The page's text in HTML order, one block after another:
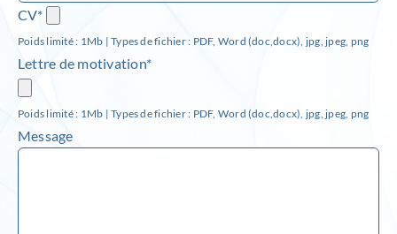
CV*
Poids limité : 1Mb | Types de fichier : PDF, Word (doc,docx), jpg, jpeg, png
Lettre de motivation*
Poids limité : 1Mb | Types de fichier : PDF, Word (doc,docx), jpg, jpeg, png
Message